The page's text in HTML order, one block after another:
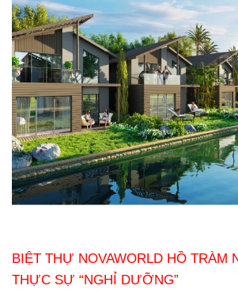
BIỆT THỰ NOVAWORLD HỒ TRÀM
THỰC SỰ “NGHỈ DƯỠNG”